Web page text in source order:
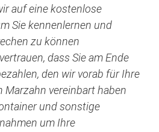
auf eine kostenlose
Sie kennenlernen und
zu können
dass Sie am Ende
den wir vorab für Ihre
vereinbart haben
und sonstige
um Ihre